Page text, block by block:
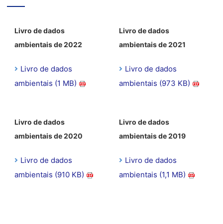
Livro de dados
ambientais de 2022
Livro de dados
ambientais (1 MB)
Livro de dados
ambientais de 2021
Livro de dados
ambientais (973 KB)
Livro de dados
ambientais de 2020
Livro de dados
ambientais (910 KB)
Livro de dados
ambientais de 2019
Livro de dados
ambientais (1,1 MB)